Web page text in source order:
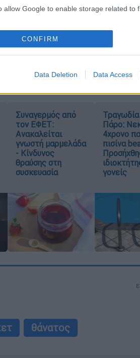
allow Google to enable storage related to
allow Google to enable storage related to
functionality and fraud prevention,
CONFIRM
Data Deletion Data Access
tugom obaveštava
života preminuo naš Ivan
Συναγερμός από
τον ΕΦΕΤ:
Ανακαλείται
γνωστή μαρμελάδα
- Κίνδυνος
θραύσης στη
συσκευασία
Πάρο:
4χρονο
πισίνα
γονείς
θάνατος